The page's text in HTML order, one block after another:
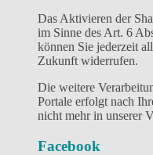
Das Aktivieren der
im Sinne des Art. 6
können Sie jederzeit
Zukunft widerrufen.
Die weitere
Portale erfolgt nach
nicht mehr in unserer
Facebook